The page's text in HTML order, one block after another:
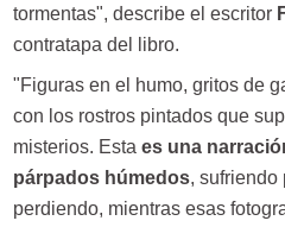
tormentas", describe el escritor
contratapa del libro.
"Figuras en el humo, gritos de
con los rostros pintados que
misterios. Esta es una
párpados húmedos, sufriendo
perdiendo, mientras esas